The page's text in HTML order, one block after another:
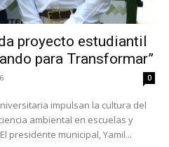
proyecto estudiantil
para Transformar”
0
impulsan la cultura del
ambiental en escuelas y
El presidente municipal, Yamil...